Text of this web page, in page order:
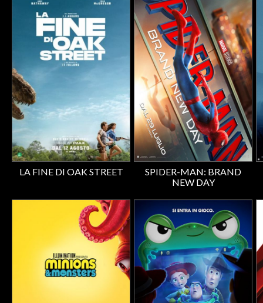
LA FINE DI OAK STREET
SPIDER-MAN: BRAND
NEW DAY